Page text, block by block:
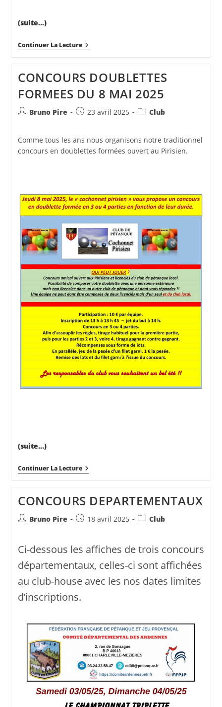
(suite…)
Continuer La LectureMANIFESTATIONS
INTERNES
CONCOURS DOUBLETTES
FORMEES DU 8 MAI 2025
Auteur/autrice
publication :
Bruno Pire
Publication
23 avril 2025
PostClub
Comme tous les ans nous organisons notre traditionnel
concours en doublettes formées ouvert au Pirisien.
(suite…)
Continuer La LectureCONCOURS
DOUBLETTES
8
MAI
2025
CONCOURS DEPARTEMENTAUX
Auteur/autrice
publication :
Bruno Pire
Publication
18 avril 2025
PostClub
Ci-dessous les affiches de trois concours
départementaux, celles-ci sont affichées
au club-house avec les nos dates limites
d’inscriptions.